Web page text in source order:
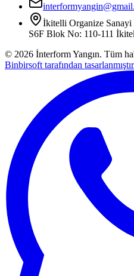
İkitelli Organize Sanayi
S6F Blok No: 110-111
© 2026 İnterform Yangın. Tüm
Binbirsoft tarafından